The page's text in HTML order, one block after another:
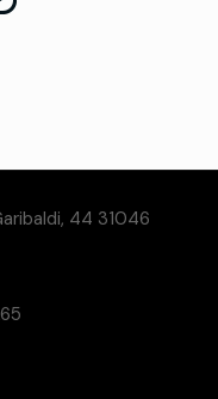
44 31046